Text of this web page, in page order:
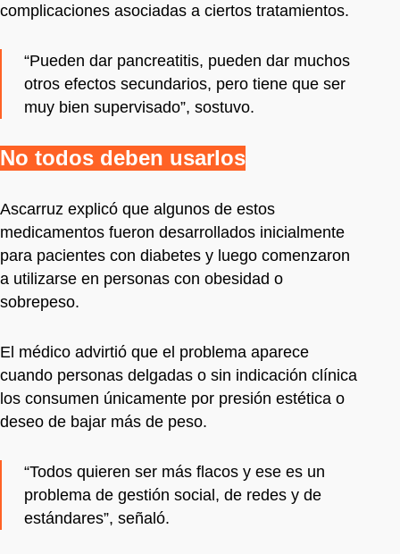
complicaciones asociadas a ciertos tratamientos.
“Pueden dar pancreatitis, pueden dar muchos
otros efectos secundarios, pero tiene que ser
muy bien supervisado”, sostuvo.
No todos deben usarlos
Ascarruz explicó que algunos de estos
medicamentos fueron desarrollados inicialmente
para pacientes con diabetes y luego comenzaron
a utilizarse en personas con obesidad o
sobrepeso.
El médico advirtió que el problema aparece
cuando personas delgadas o sin indicación clínica
los consumen únicamente por presión estética o
deseo de bajar más de peso.
“Todos quieren ser más flacos y ese es un
problema de gestión social, de redes y de
estándares”, señaló.